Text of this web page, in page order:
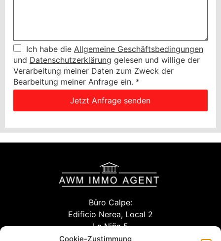
Cookie-Zustimmung
Ich habe die Allgemeine Geschäftsbedingungen
und Datenschutzerklärung gelesen und willige der
Verarbeitung meiner Daten zum Zweck der
Bearbeitung meiner Anfrage ein. *
Jetzt Anfrage senden
Büro Calpe:
Edificio Nerea, Local 2
La Niña 5
03710 Calpe (Alicante)